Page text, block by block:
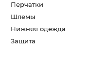
Перчатки
Шлемы
Нижняя одежда
Защита